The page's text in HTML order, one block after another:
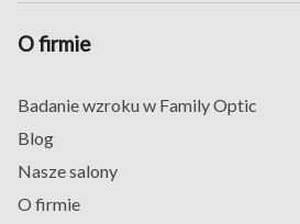
O firmie
Badanie wzroku w Family Optic
Blog
Nasze salony
O firmie